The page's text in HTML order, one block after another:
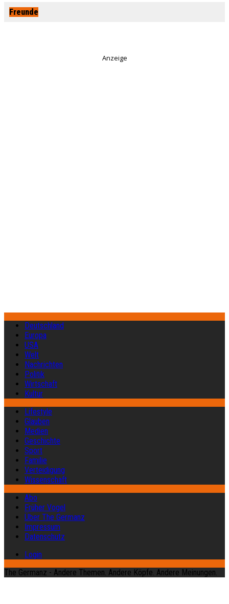
Freunde
Anzeige
Deutschland
Europa
USA
Welt
Nachrichten
Politik
Wirtschaft
Kultur
Lifestyle
Glauben
Medien
Geschichte
Sport
Familie
Verteidigung
Wissenschaft
Abo
Früher Vogel
Über The Germanz
Impressum
Datenschutz
Login
The Germanz - Andere Themen. Andere Köpfe. Andere Meinungen.